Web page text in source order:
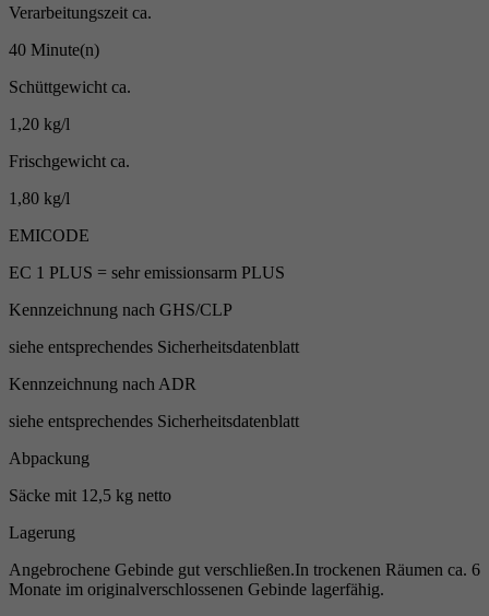
Verarbeitungszeit ca.
40 Minute(n)
Schüttgewicht ca.
1,20 kg/l
Frischgewicht ca.
1,80 kg/l
EMICODE
EC 1 PLUS = sehr emissionsarm PLUS
Kennzeichnung nach GHS/CLP
siehe entsprechendes Sicherheitsdatenblatt
Kennzeichnung nach ADR
siehe entsprechendes Sicherheitsdatenblatt
Abpackung
Säcke mit 12,5 kg netto
Lagerung
Angebrochene Gebinde gut verschließen.In trockenen Räumen ca. 6
Monate im originalverschlossenen Gebinde lagerfähig.